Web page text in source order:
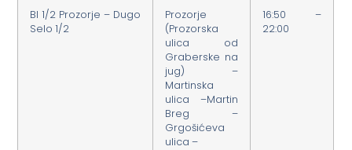
BI 1/2 Prozorje – Dugo
Selo 1/2
Prozorje
(Prozorska
ulica od
Graberske na
jug) –
Martinska
ulica –Martin
Breg –
Grgošićeva
ulica –
16:50 –
22:00